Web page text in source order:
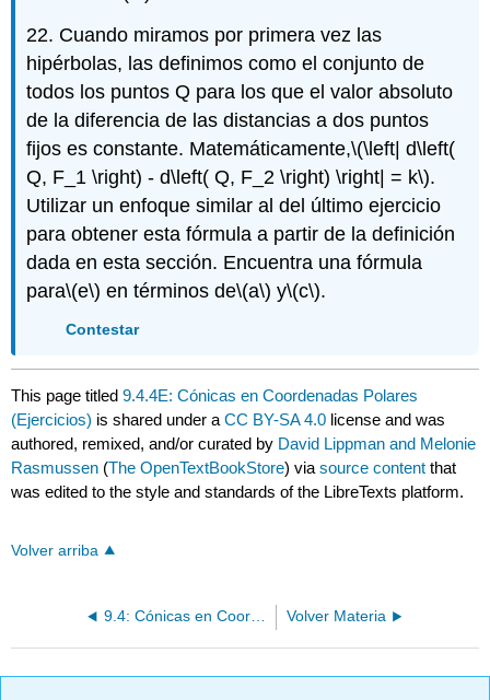
22. Cuando miramos por primera vez las
hipérbolas, las definimos como el conjunto de
todos los puntos Q para los que el valor absoluto
de la diferencia de las distancias a dos puntos
fijos es constante. Matemáticamente,\(\left| d\left(
Q, F_1 \right) - d\left( Q, F_2 \right) \right| = k\).
Utilizar un enfoque similar al del último ejercicio
para obtener esta fórmula a partir de la definición
dada en esta sección. Encuentra una fórmula
para\(e\) en términos de\(a\) y\(c\).
Contestar
This page titled9.4.4E: Cónicas en Coordenadas Polares
(Ejercicios) is shared under aCC BY-SA 4.0 license and was
authored, remixed, and/or curated by David Lippman and Melonie
Rasmussen (The OpenTextBookStore) viasource content that
was edited to the style and standards of the LibreTexts platform.
Volver arriba
9.4: Cónicas en Coordenadas Polares Volver Materia